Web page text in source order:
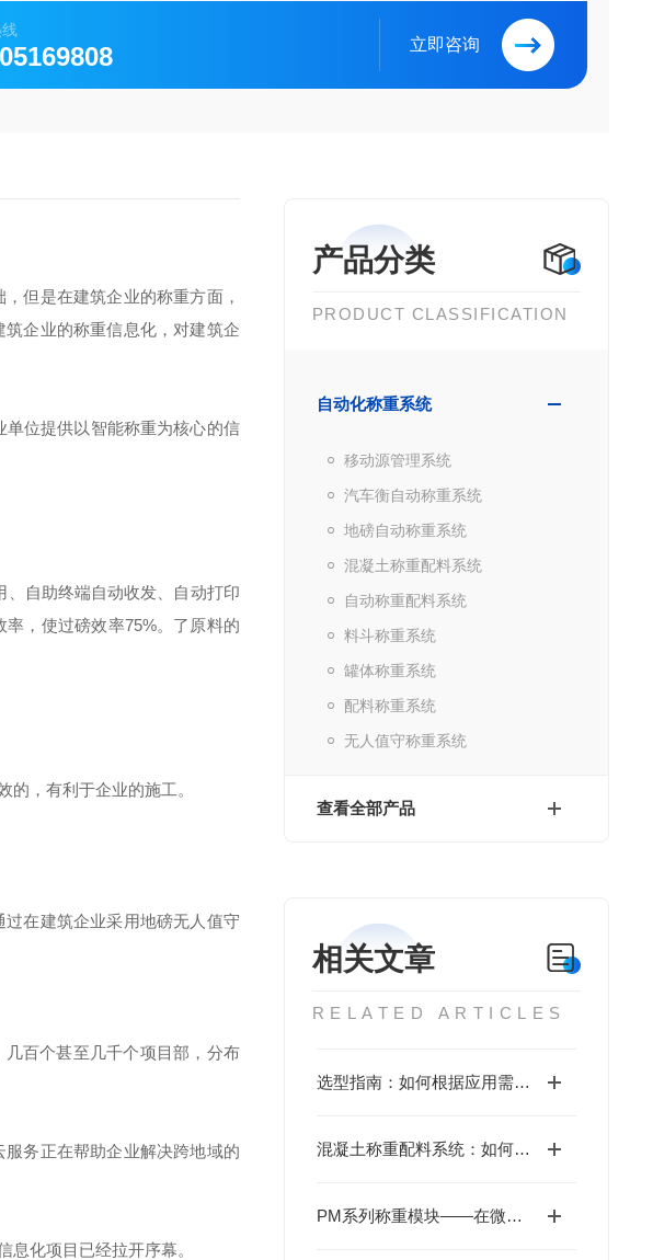
立即咨询
产品分类
PRODUCT CLASSIFICATION
自动化称重系统
移动源管理系统
汽车衡自动称重系统
地磅自动称重系统
混凝土称重配料系统
自动称重配料系统
料斗称重系统
罐体称重系统
配料称重系统
无人值守称重系统
查看全部产品
相关文章
RELATED ARTICLES
选型指南：如何根据应用需求配置PM系列称重模块
混凝土称重配料系统：如何实现混凝土原料的精确配比？
PM系列称重模块——在微小形变中捕捉料斗与平台的“克级真相“
但是在建筑企业的称重方面，
企业的称重信息化，对建筑企
位提供以智能称重为核心的信
自助终端自动收发、自动打印
，使过磅效率75%。了原料的
，有利于企业的施工。
在建筑企业采用地磅无人值守
百个甚至几千个项目部，分布
务正在帮助企业解决跨地域的
化项目已经拉开序幕。